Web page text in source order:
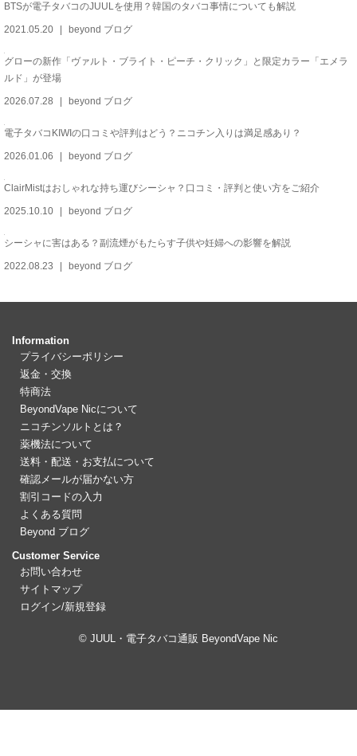
BTSが電子タバコのJUULを使用？韓国のタバコ事情についても解説
2021.05.20 beyond ブログ
グローの新作「ヴァルト・ブライト・ピーチ・クリック」と限定カラー「エメラ
ルド」が登場
2026.07.28 beyond ブログ
電子タバコKIWIの口コミや評判はどう？ニコチン入りは満足感あり？
2026.01.06 beyond ブログ
ClairMistはおしゃれな持ち運びシーシャ？口コミ・評判と使い方をご紹介
2025.10.10 beyond ブログ
シーシャに害はある？副流煙がもたらす子供や妊婦への影響を解説
2022.08.23 beyond ブログ
Information
プライバシーポリシー
返金・交換
特商法
BeyondVape Nicについて
ニコチンソルトとは？
薬機法について
送料・配送・お支払について
確認メールが届かない方
割引コードの入力
よくある質問
Beyond ブログ
Customer Service
お問い合わせ
サイトマップ
ログイン/新規登録
© JUUL・電子タバコ通販 BeyondVape Nic